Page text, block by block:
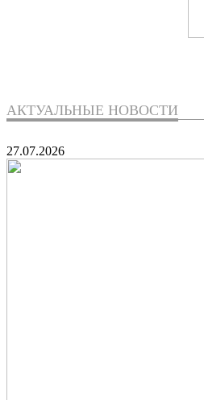
АКТУАЛЬНЫЕ НОВОСТИ
27.07.2026